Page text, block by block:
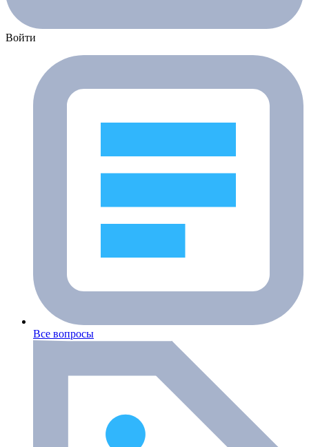
Войти
Все вопросы